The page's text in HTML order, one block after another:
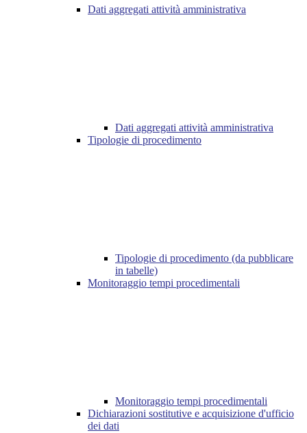
Dati aggregati attività amministrativa
Dati aggregati attività amministrativa
Tipologie di procedimento
Tipologie di procedimento (da pubblicare
in tabelle)
Monitoraggio tempi procedimentali
Monitoraggio tempi procedimentali
Dichiarazioni sostitutive e acquisizione d'ufficio
dei dati